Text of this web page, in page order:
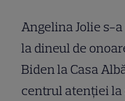
Angelina Jolie s-
la dineul de
Biden la Casa
centrul atenției la